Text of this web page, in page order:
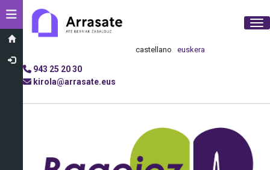
Toggle navigation
castellano euskera
943 25 20 30
kirola@arrasate.eus